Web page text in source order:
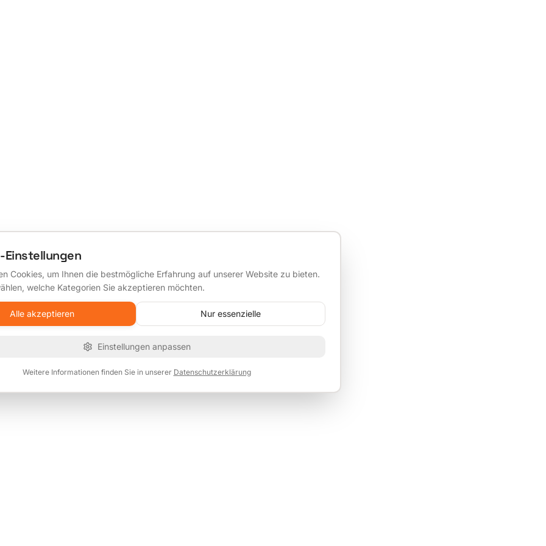
Einstellungen
Cookies, um Ihnen die bestmögliche Erfahrung auf unserer Website zu bieten.
welche Kategorien Sie akzeptieren möchten.
Alle akzeptieren Nur essenzielle
Einstellungen anpassen
Weitere Informationen finden Sie in unserer Datenschutzerklärung